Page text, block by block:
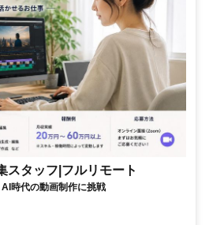
スタッフ|フルリモート
時代の動画制作に挑戦